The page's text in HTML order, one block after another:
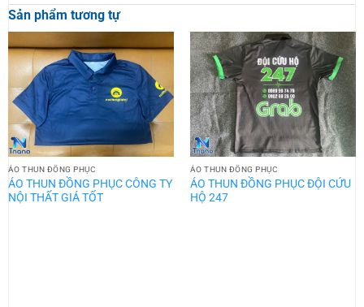
Sản phẩm tương tự
ÁO THUN ĐỒNG PHỤC
ÁO THUN ĐỒNG PHỤC CÔNG TY
NỘI THẤT GIÁ TỐT
ÁO THUN ĐỒNG PHỤC
ÁO THUN ĐỒNG PHỤC ĐỘI CỨU
HỘ 247